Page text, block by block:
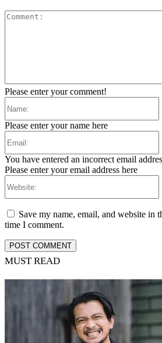
Please enter your comment!
Please enter your name here
You have entered an incorrect email
Please enter your email address here
Save my name, email, and website in
time I comment.
MUST READ